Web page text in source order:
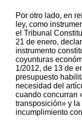
Por otro lado, en
ley, como
el Tribunal
21 de enero,
instrumento
coyunturas
1/2012, de 13 de
presupuesto
necesidad del
cuando concurran
transposición» y
incumplimiento